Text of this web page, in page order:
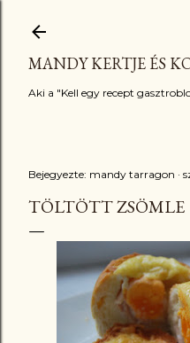
MANDY KERTJE ÉS
Aki a "Kell egy recept
Bejegyezte: mandy tarragon
TÖLTÖTT ZSÖMLE